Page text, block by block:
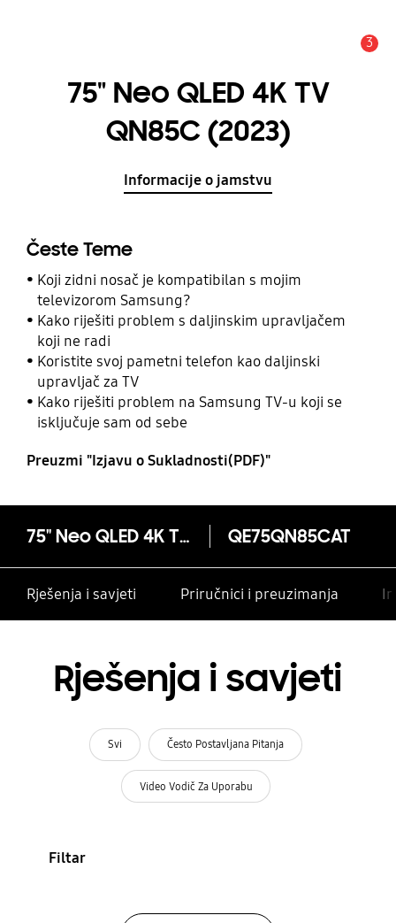
3
75" Neo QLED 4K TV
QN85C (2023)
Informacije o jamstvu
Česte Teme
Koji zidni nosač je kompatibilan s mojim
televizorom Samsung?
Kako riješiti problem s daljinskim upravljačem
koji ne radi
Koristite svoj pametni telefon kao daljinski
upravljač za TV
Kako riješiti problem na Samsung TV-u koji se
isključuje sam od sebe
Preuzmi "Izjavu o Sukladnosti(PDF)"
75" Neo QLED 4K TV QN85C (2023) QE75QN85CAT
Rješenja i savjeti Priručnici i preuzimanja
Rješenja i savjeti
Svi Često Postavljana Pitanja
Video Vodič Za Uporabu
Filtar